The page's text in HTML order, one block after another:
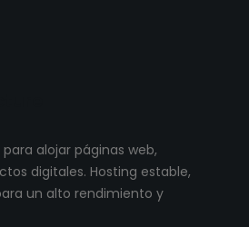
alojar páginas web,
digitales. Hosting estable,
un alto rendimiento y